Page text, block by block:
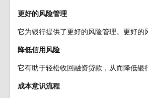
更好的风险管理
它为银行提供了更好的风险管理。更好
降低信用风险
它有助于轻松收回融资贷款，从而降低银
成本意识流程